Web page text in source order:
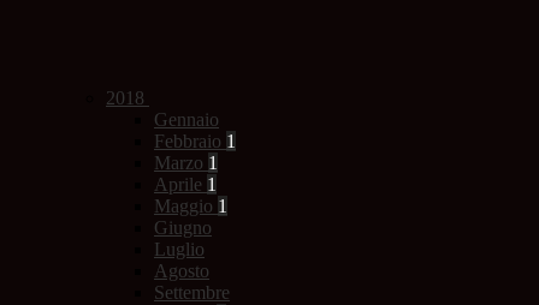
2018
Gennaio
Febbraio 1
Marzo 1
Aprile 1
Maggio 1
Giugno
Luglio
Agosto
Settembre